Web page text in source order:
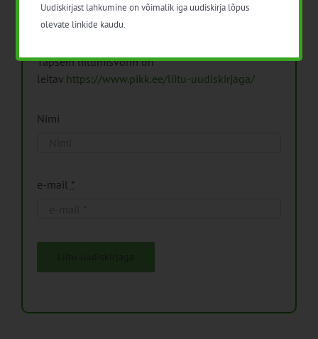
Isikuandmeid töötleme vastavalt
Isikuandmete
Täpsem liitumisvorm on
leitav https://www.pikk.ee/liitu-uudiskirjaga/
Nimi
e-mail *
Uudiskirjast lahkumine on võimalik iga uudiskirja lõpus
olevate linkide kaudu.